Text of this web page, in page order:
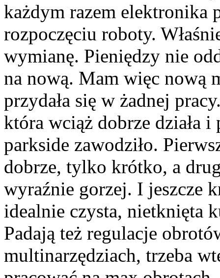
każdym razem elektronika
rozpoczęciu roboty.
wymianę. Pieniędzy nie
na nową. Mam więc nową
przydała się w żadnej
która wciąż dobrze działa
parkside zawodziło.
dobrze, tylko krótko, a
wyraźnie gorzej. I jeszcze
idealnie czysta, nietknięta
Padają też regulacje
multinarzędziach, trzeba